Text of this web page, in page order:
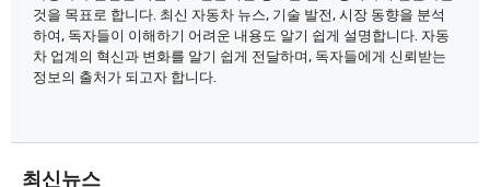
것을 목표로 합니다. 최신 자동차 뉴스, 기술 발전, 시장 동향을 분석
하여, 독자들이 이해하기 어려운 내용도 알기 쉽게 설명합니다. 자동
차 업계의 혁신과 변화를 알기 쉽게 전달하며, 독자들에게 신뢰받는
정보의 출처가 되고자 합니다.
최신뉴스